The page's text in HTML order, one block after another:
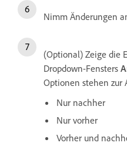
Nimm Änderungen
(Optional) Zeige die
Dropdown-Fensters
Optionen stehen zur
Nur nachher
Nur vorher
Vorher und